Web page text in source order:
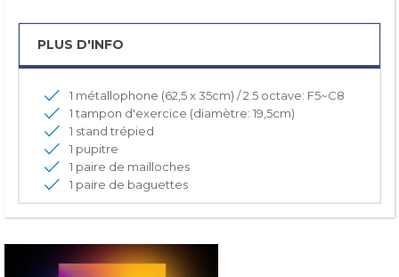
PLUS D'INFO
1 métallophone (62,5 x 35cm) / 2.5 octave: F5~C8
1tampon d'exercice (diamètre: 19,5cm)
1 stand trépied
1 pupitre
1 paire de mailloches
1 paire de baguettes